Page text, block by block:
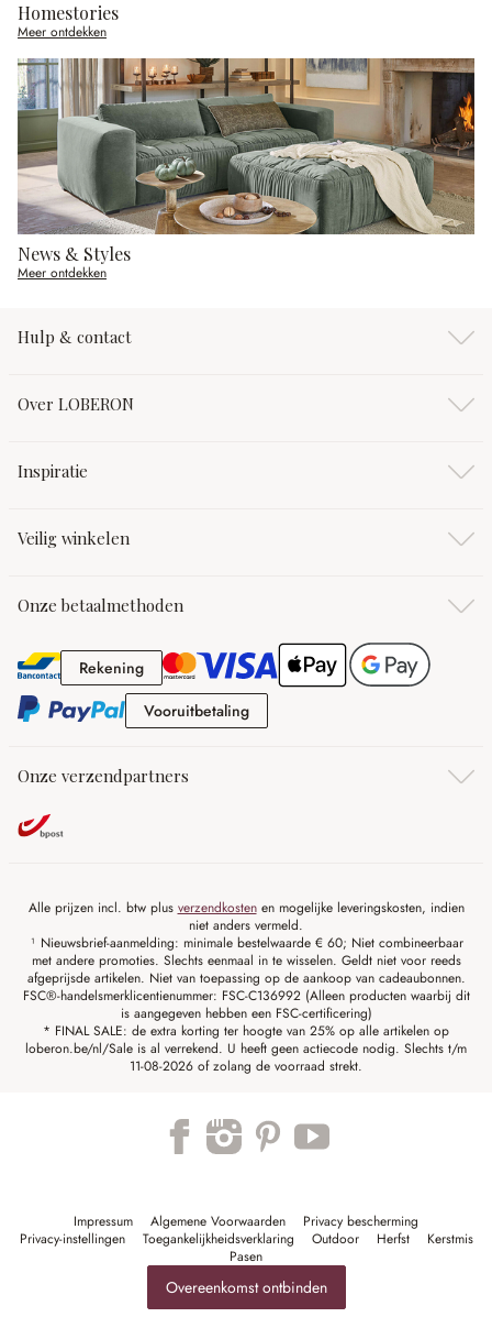
Homestories
Meer ontdekken
News & Styles
Meer ontdekken
Hulp & contact
Over LOBERON
Inspiratie
Veilig winkelen
Onze betaalmethoden
RekeningRekening
VooruitbetalingVooruitbetaling
Onze verzendpartners
Alle prijzen incl. btw plus verzendkostenen mogelijke leveringskosten, indien
niet anders vermeld.
¹ Nieuwsbrief-aanmelding: minimale bestelwaarde € 60; Niet combineerbaar
met andere promoties. Slechts eenmaal in te wisselen. Geldt niet voor reeds
afgeprijsde artikelen. Niet van toepassing op de aankoop van cadeaubonnen.
FSC®-handelsmerklicentienummer: FSC-C136992 (Alleen producten waarbij dit
is aangegeven hebben een FSC-certificering)
* FINAL SALE: de extra korting ter hoogte van 25% op alle artikelen op
loberon.be/nl/Sale is al verrekend. U heeft geen actiecode nodig. Slechts t/m
11-08-2026 of zolang de voorraad strekt.
Impressum Algemene Voorwaarden
Privacy bescherming
Privacy-instellingen
Toegankelijkheidsverklaring Outdoor Herfst
Kerstmis
Pasen
Overeenkomst ontbinden